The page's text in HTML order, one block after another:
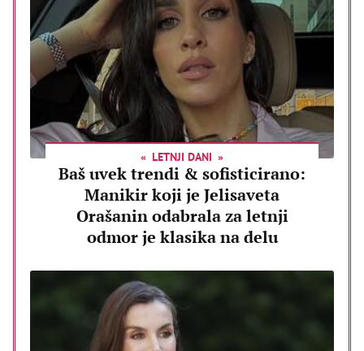
LETNJI DANI
Baš uvek trendi & sofisticirano:
Manikir koji je Jelisaveta
Orašanin odabrala za letnji
odmor je klasika na delu